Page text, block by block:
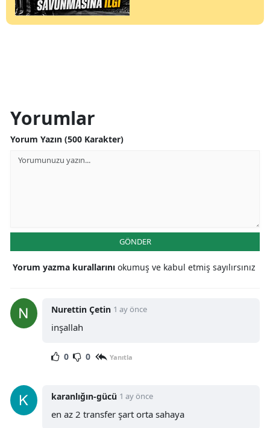
Yorumlar
Yorum Yazın (500 Karakter)
GÖNDER
Yorum yazma kurallarını okumuş ve kabul etmiş sayılırsınız
Nurettin Çetin 1 ay önce
inşallah
0 0 Yanıtla
karanlığın-gücü 1 ay önce
en az 2 transfer şart orta sahaya